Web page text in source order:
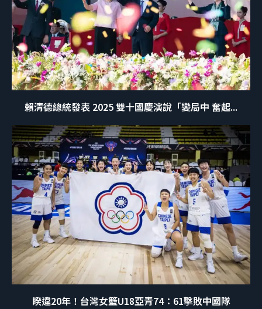
賴清德總統發表 2025 雙十國慶演說「變局中 奮起...
睽違20年！台灣女籃U18亞青74：61擊敗中國隊